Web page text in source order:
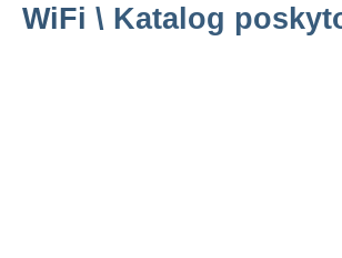
WiFi \ Katalog